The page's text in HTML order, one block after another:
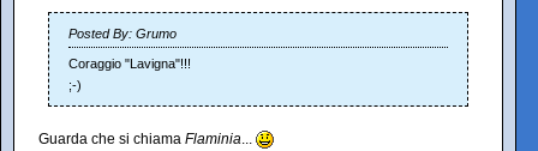
Posted By: Grumo
Coraggio "Lavigna"!!!
;-)
Guarda che si chiama Flaminia...